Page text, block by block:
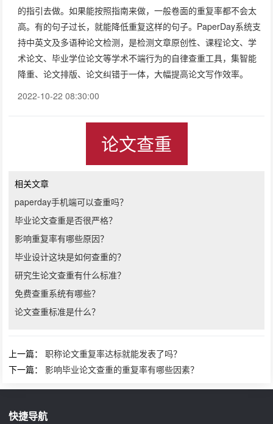
的指引去做。如果能按照指南来做，一般卷面的重复率都不会太
高。有的句子过长，就能降低重复这样的句子。PaperDay系统支
持中英文及多语种论文检测，是检测文章原创性、课程论文、学
术论文、毕业学位论文等学术不端行为的自律查重工具，集智能
降重、论文排版、论文纠错于一体，大幅提高论文写作效率。
2022-10-22 08:30:00
论文查重
相关文章
paperday手机端可以查重吗？
毕业论文查重是否很严格？
影响重复率有哪些原因？
毕业设计这块是如何查重的？
研究生论文查重有什么标准？
免费查重系统有哪些？
论文查重标准是什么？
上一篇：职称论文重复率达标就能发表了吗？
下一篇： 影响毕业论文查重的重复率有哪些因素？
快捷导航